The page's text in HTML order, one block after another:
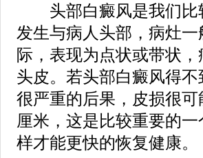
头部白癜风是我们比
发生与病人头部，病灶
际，表现为点状或带状
头皮。若头部白癜风得
很严重的后果，皮损很
厘米，这是比较重要的
样才能更快的恢复健康。